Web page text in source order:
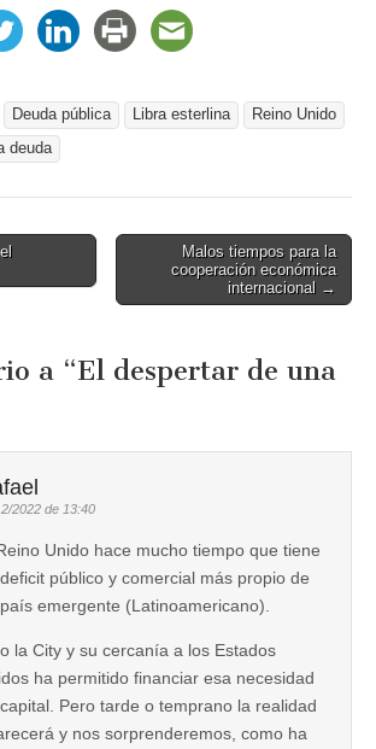
Deuda pública Libra esterlina
Reino Unido
deuda
Malos tiempos para la
cooperación económica
internacional →
a “El despertar de una
2022 de 13:40
Unido hace mucho tiempo que tiene
público y comercial más propio de
emergente (Latinoamericano).
la City y su cercanía a los Estados
ha permitido financiar esa necesidad
Pero tarde o temprano la realidad
y nos sorprenderemos, como ha